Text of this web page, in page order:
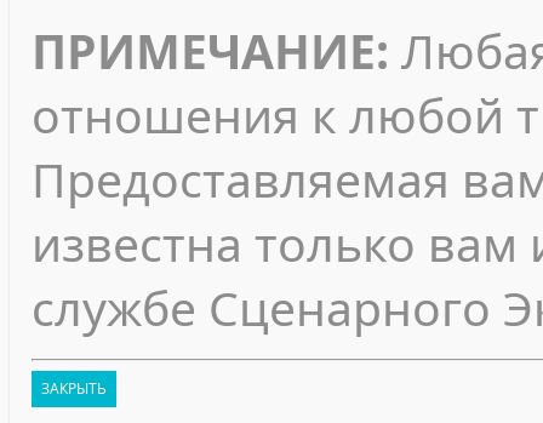
ПРИМЕЧАНИЕ:
отношения к любой
Предоставляемая
известна только
службе Сценарного
ЗАКРЫТЬ